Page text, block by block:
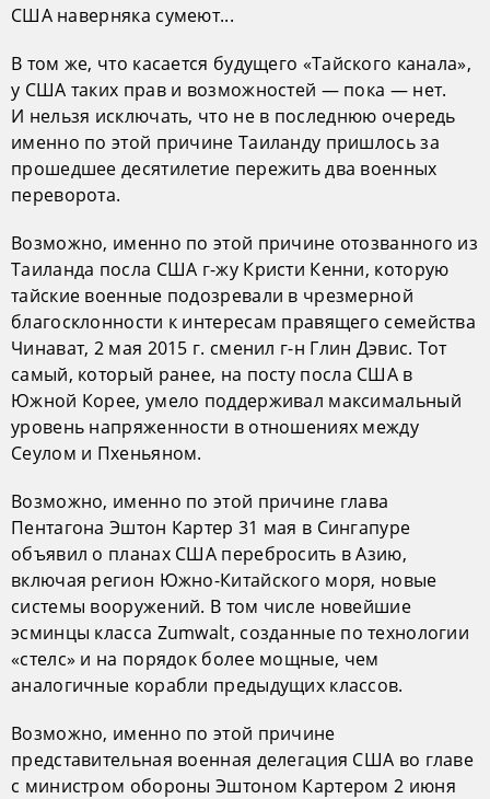
США наверняка сумеют...
В том же, что касается будущего «Тайского канала»,
у США таких прав и возможностей — пока — нет.
И нельзя исключать, что не в последнюю очередь
именно по этой причине Таиланду пришлось за
прошедшее десятилетие пережить два военных
переворота.
Возможно, именно по этой причине отозванного из
Таиланда посла США г-жу Кристи Кенни, которую
тайские военные подозревали в чрезмерной
благосклонности к интересам правящего семейства
Чинават, 2 мая 2015 г. сменил г-н Глин Дэвис. Тот
самый, который ранее, на посту посла США в
Южной Корее, умело поддерживал максимальный
уровень напряженности в отношениях между
Сеулом и Пхеньяном.
Возможно, именно по этой причине глава
Пентагона Эштон Картер 31 мая в Сингапуре
объявил о планах США перебросить в Азию,
включая регион Южно-Китайского моря, новые
системы вооружений. В том числе новейшие
эсминцы класса Zumwalt, созданные по технологии
«стелс» и на порядок более мощные, чем
аналогичные корабли предыдущих классов.
Возможно, именно по этой причине
представительная военная делегация США во главе
с министром обороны Эштоном Картером 2 июня